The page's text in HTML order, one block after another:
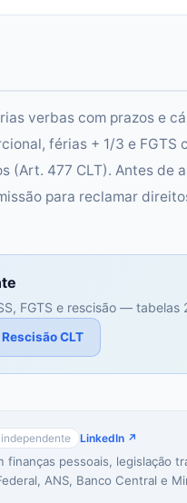
verbas com prazos e
férias + 1/3 e FGTS
(Art. 477 CLT). Antes de
para reclamar
FGTS e rescisão —
Rescisão CLT
LinkedIn ↗
finanças pessoais, legislação
ANS, Banco Central e